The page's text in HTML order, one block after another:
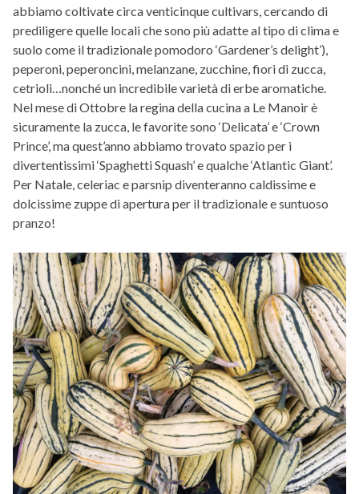
abbiamo coltivate circa venticinque cultivars, cercando di
prediligere quelle locali che sono più adatte al tipo di clima e
suolo come il tradizionale pomodoro ‘Gardener’s delight’),
peperoni, peperoncini, melanzane, zucchine, fiori di zucca,
cetrioli…nonché un incredibile varietà di erbe aromatiche.
Nel mese di Ottobre la regina della cucina a Le Manoir è
sicuramente la zucca, le favorite sono ‘Delicata’ e ‘Crown
Prince’, ma quest’anno abbiamo trovato spazio per i
divertentissimi ‘Spaghetti Squash’ e qualche ‘Atlantic Giant’.
Per Natale, celeriac e parsnip diventeranno caldissime e
dolcissime zuppe di apertura per il tradizionale e suntuoso
pranzo!